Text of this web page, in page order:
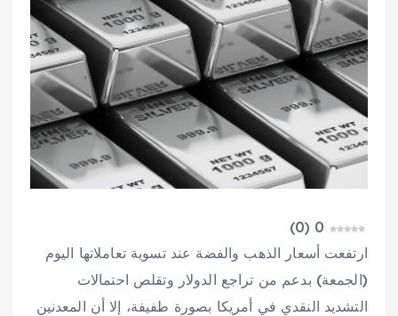
0
(
0
)
ارتفعت أسعار الذهب والفضة عند تسوية تعاملاتها اليوم
(الجمعة) بدعم من تراجع الدولار وتقلص احتمالات
التشديد النقدي في أمريكا بصورة طفيفة، إلا أن المعدنين